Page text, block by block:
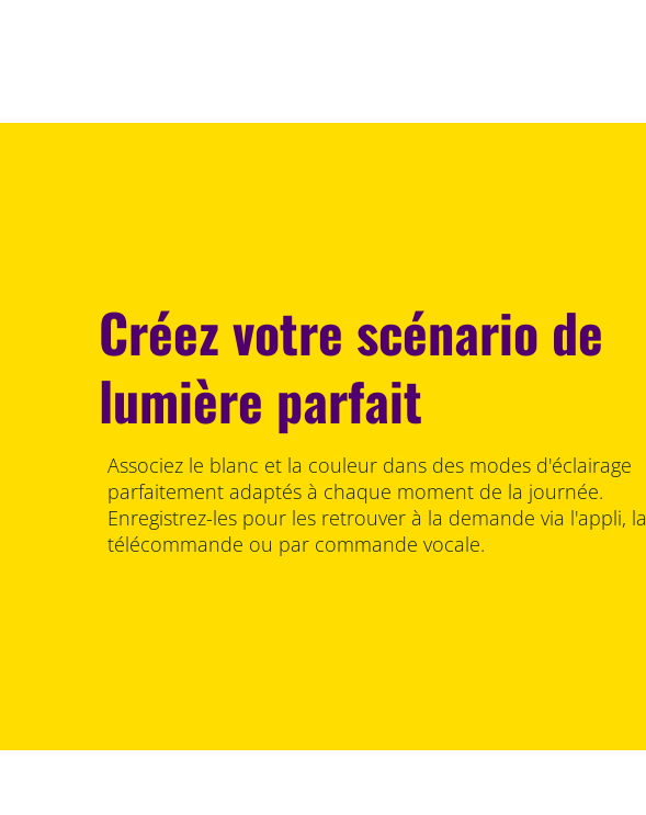
Créez votre scénario de
lumière parfait
Associez le blanc et la couleur dans des modes d'éclairage
parfaitement adaptés à chaque moment de la journée.
Enregistrez-les pour les retrouver à la demande via l'appli, la
télécommande ou par commande vocale.